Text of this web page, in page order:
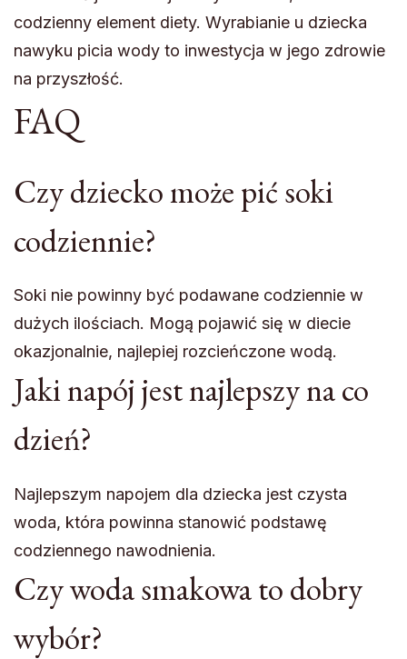
codzienny element diety. Wyrabianie u dziecka
nawyku picia wody to inwestycja w jego zdrowie
na przyszłość.
FAQ
Czy dziecko może pić soki
codziennie?
Soki nie powinny być podawane codziennie w
dużych ilościach. Mogą pojawić się w diecie
okazjonalnie, najlepiej rozcieńczone wodą.
Jaki napój jest najlepszy na co
dzień?
Najlepszym napojem dla dziecka jest czysta
woda, która powinna stanowić podstawę
codziennego nawodnienia.
Czy woda smakowa to dobry
wybór?